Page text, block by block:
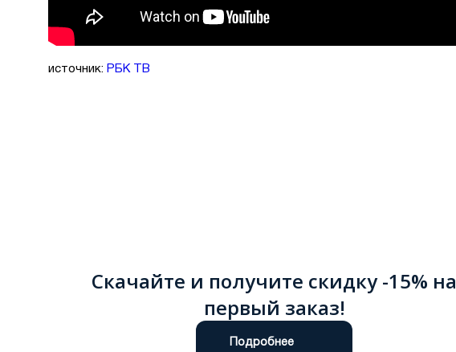
источник: РБК ТВ
Скачайте и получите скидку -15% на
первый заказ!
Подробнее